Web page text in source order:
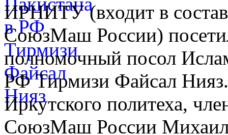
ИРНИТУ (входит в состав
СоюзМаш России)
полномочный посол
РФ Тирмизи Файсал Нияз.
Иркутского политеха,
СоюзМаш России